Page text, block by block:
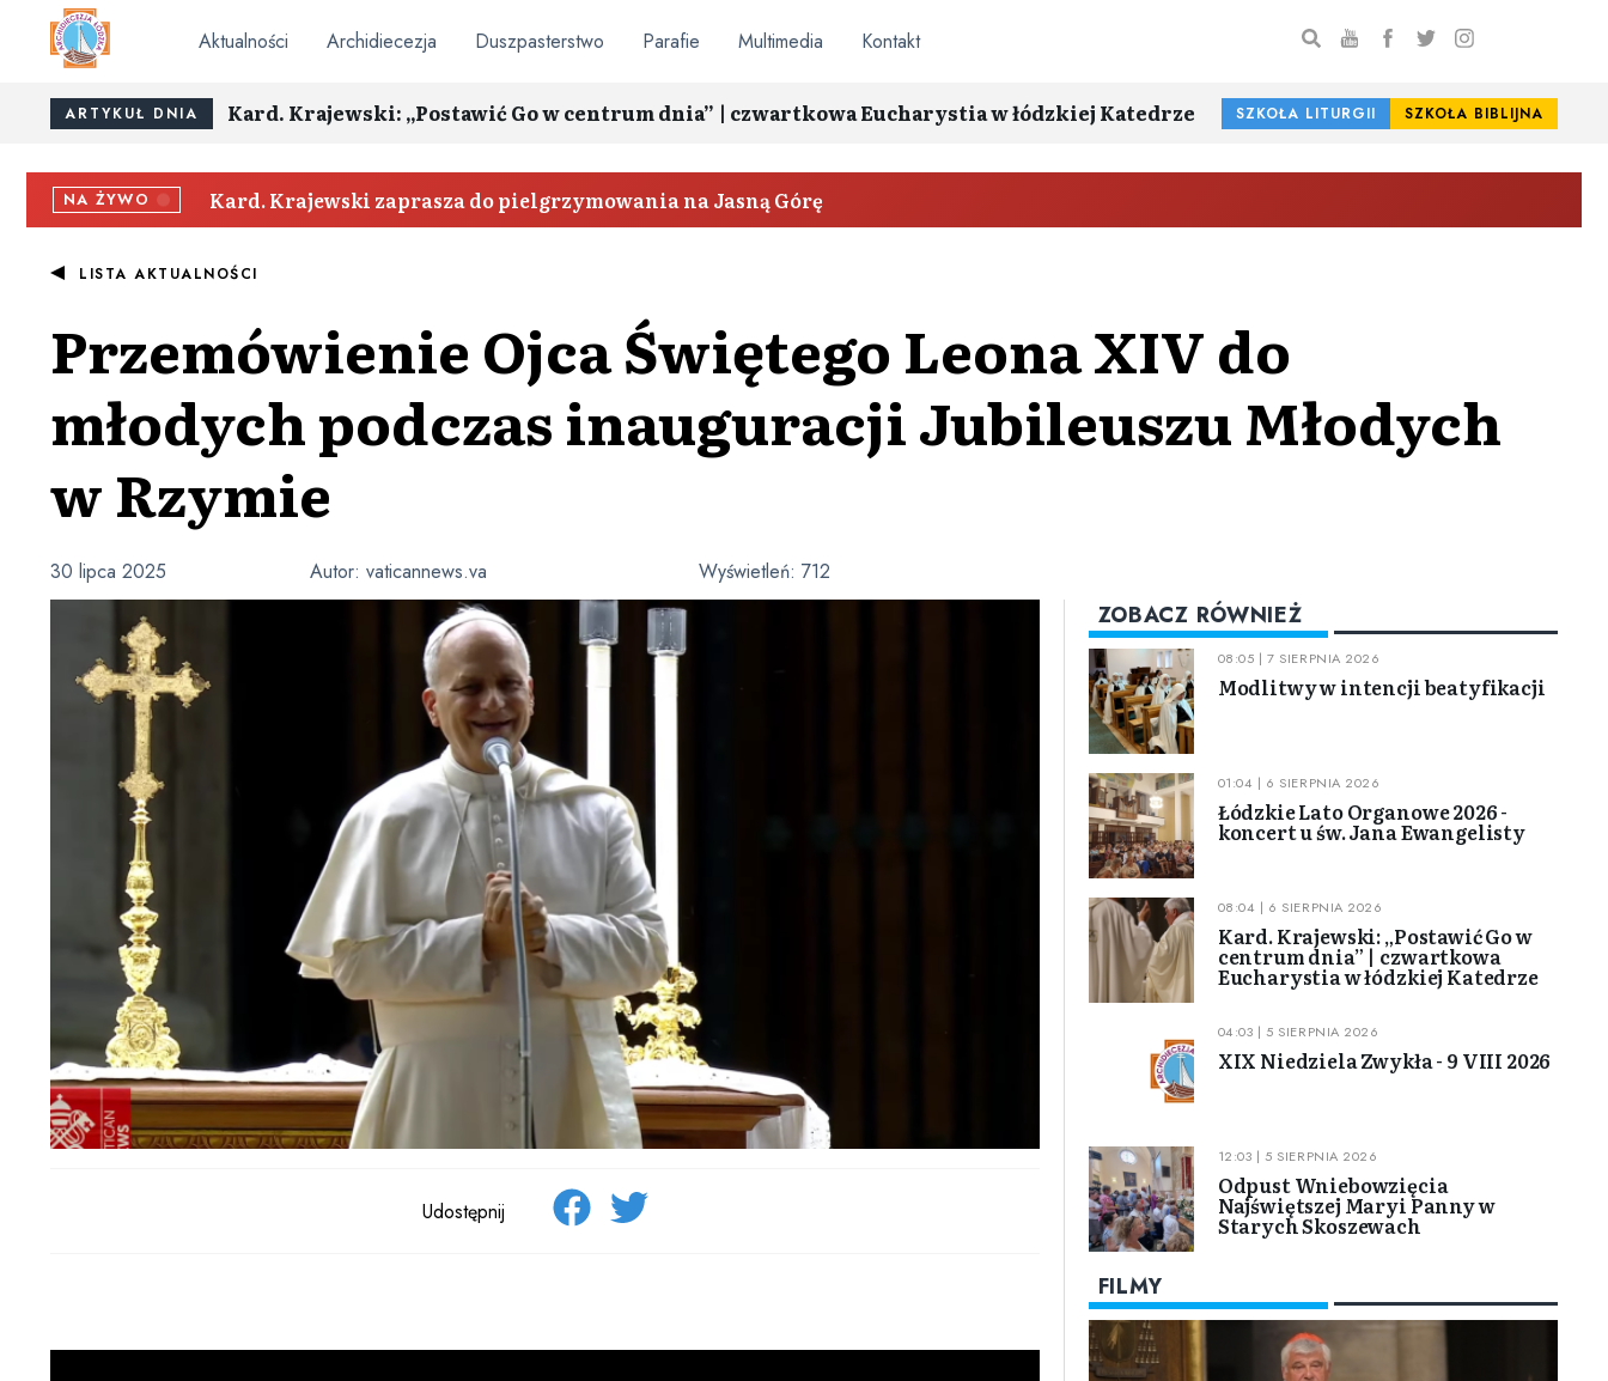
Aktualności Archidiecezja Duszpasterstwo Parafie Multimedia Kontakt
ARTYKUŁ DNIA Kard. Krajewski: „Postawić Go w centrum dnia” | czwartkowa Eucharystia w łódzkiej Katedrze SZKOŁA LITURGII SZKOŁA BIBLIJNA
NA ŻYWO Kard. Krajewski zaprasza do pielgrzymowania na Jasną Górę
LISTA AKTUALNOŚCI
Przemówienie Ojca Świętego Leona XIV do
młodych podczas inauguracji Jubileuszu Młodych
w Rzymie
Autor: vaticannews.va
30 lipca 2025 Wyświetleń: 712
Udostępnij
ZOBACZ RÓWNIEŻ
08:05 | 7 SIERPNIA 2026
Modlitwy w intencji beatyfikacji
01:04 | 6 SIERPNIA 2026
Łódzkie Lato Organowe 2026 -
koncert u św. Jana Ewangelisty
08:04 | 6 SIERPNIA 2026
Kard. Krajewski: „Postawić Go w
centrum dnia” | czwartkowa
Eucharystia w łódzkiej Katedrze
04:03 | 5 SIERPNIA 2026
XIX Niedziela Zwykła - 9 VIII 2026
12:03 | 5 SIERPNIA 2026
Odpust Wniebowzięcia
Najświętszej Maryi Panny w
Starych Skoszewach
FILMY